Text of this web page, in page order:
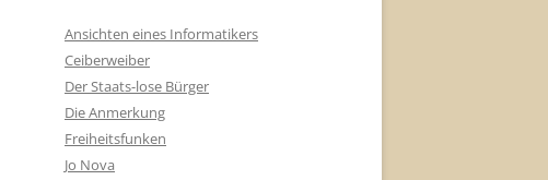
Ansichten eines Informatikers
Ceiberweiber
Der Staats-lose Bürger
Die Anmerkung
Freiheitsfunken
Jo Nova